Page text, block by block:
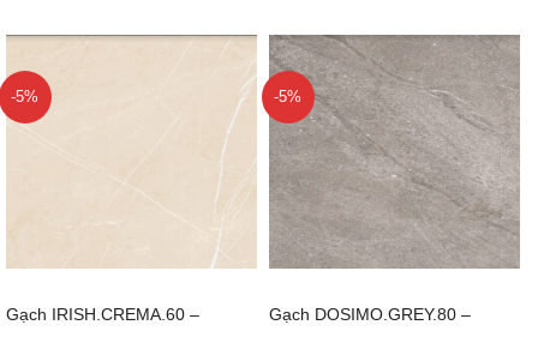
là:
tại
314.688₫.
là:
475.000₫.
tại
là:
451.250₫.
-5%
Gạch IRISH.CREMA.60 –
-5%
Gạch DOSIMO.GREY.80 –